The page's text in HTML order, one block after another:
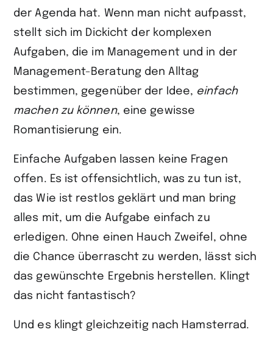
der Agenda hat. Wenn man nicht aufpasst,
stellt sich im Dickicht der komplexen
Aufgaben, die im Management und in der
Management-Beratung den Alltag
bestimmen, gegenüber der Idee, einfach
machen zu können, eine gewisse
Romantisierung ein.
Einfache Aufgaben lassen keine Fragen
offen. Es ist offensichtlich, was zu tun ist,
das Wie ist restlos geklärt und man bring
alles mit, um die Aufgabe einfach zu
erledigen. Ohne einen Hauch Zweifel, ohne
die Chance überrascht zu werden, lässt sich
das gewünschte Ergebnis herstellen. Klingt
das nicht fantastisch?
Und es klingt gleichzeitig nach Hamsterrad.